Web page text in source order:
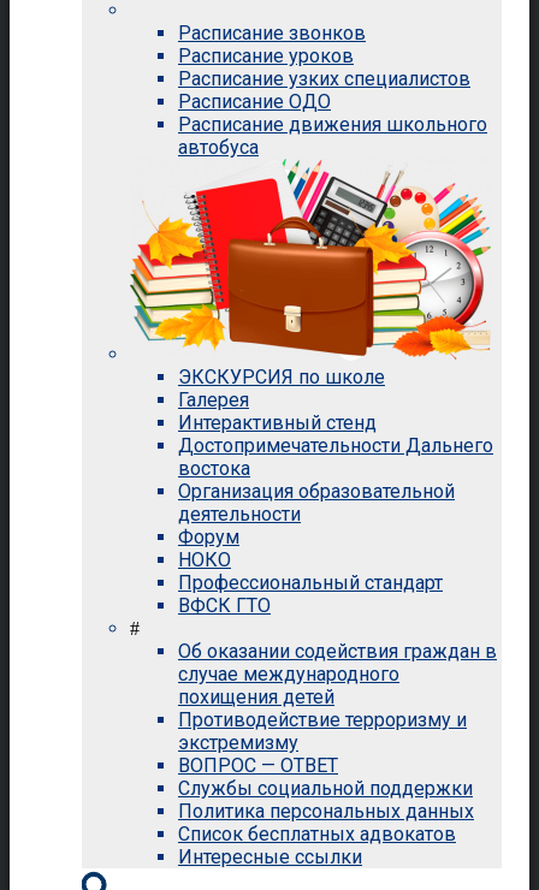
Расписание звонков
Расписание уроков
Расписание узких специалистов
Расписание ОДО
Расписание движения школьного
автобуса
ЭКСКУРСИЯ по школе
Галерея
Интерактивный стенд
Достопримечательности Дальнего
востока
Организация образовательной
деятельности
Форум
НОКО
Профессиональный стандарт
ВФСК ГТО
#
Об оказании содействия граждан в
случае международного
похищения детей
Противодействие терроризму и
экстремизму
ВОПРОС — ОТВЕТ
Службы социальной поддержки
Политика персональных данных
Список бесплатных адвокатов
Интересные ссылки